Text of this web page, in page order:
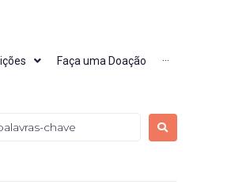
Faça uma Doação ···